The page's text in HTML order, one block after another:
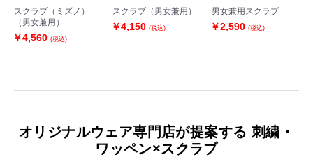
スクラブ（ミズノ）
（男女兼用）
￥4,560 (税込)
スクラブ（男女兼用）
￥4,150(税込)
男女兼用スクラブ
￥2,590 (税込)
オリジナルウェア専門店が提案する 刺繍・
ワッペン×スクラブ